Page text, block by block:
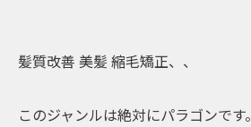
髪質改善 美髪 縮毛矯正、、
このジャンルは絶対にパラゴンです。